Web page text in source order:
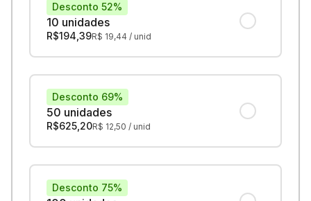
10 unidades
Desconto 52%
R$194,39R$ 19,44 / unid
50 unidades
Desconto 69%
R$625,20R$ 12,50 / unid
Desconto 75%